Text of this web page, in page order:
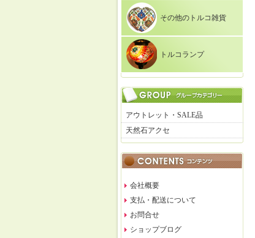
その他のトルコ雑貨
トルコランプ
アウトレット・SALE品
天然石アクセ
会社概要
支払・配送について
お問合せ
ショップブログ